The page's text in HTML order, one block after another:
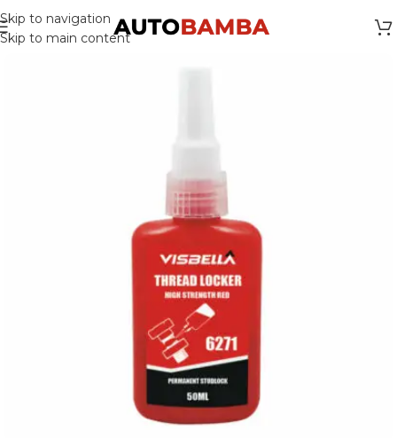
Skip to navigation
Skip to main content